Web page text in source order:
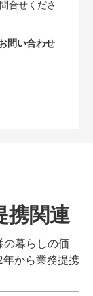
合せくださ
問い合わせ
携関連
の暮らしの価
から業務提携